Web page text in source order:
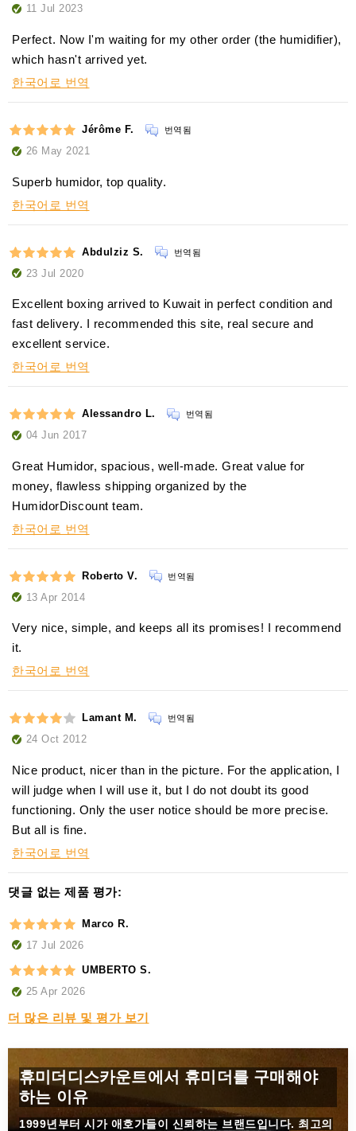
11 Jul 2023
Perfect. Now I'm waiting for my other order (the humidifier),
which hasn't arrived yet.
한국어로 번역
Jérôme F. 번역됨
26 May 2021
Superb humidor, top quality.
한국어로 번역
Abdulziz S. 번역됨
23 Jul 2020
Excellent boxing arrived to Kuwait in perfect condition and
fast delivery. I recommended this site, real secure and
excellent service.
한국어로 번역
Alessandro L. 번역됨
04 Jun 2017
Great Humidor, spacious, well-made. Great value for
money, flawless shipping organized by the
HumidorDiscount team.
한국어로 번역
Roberto V. 번역됨
13 Apr 2014
Very nice, simple, and keeps all its promises! I recommend
it.
한국어로 번역
Lamant M. 번역됨
24 Oct 2012
Nice product, nicer than in the picture. For the application, I
will judge when I will use it, but I do not doubt its good
functioning. Only the user notice should be more precise.
But all is fine.
한국어로 번역
댓글 없는 제품 평가:
Marco R.
17 Jul 2026
UMBERTO S.
25 Apr 2026
더 많은 리뷰 및 평가 보기
휴미더디스카운트에서 휴미더를 구매해야
하는 이유
1999년부터 시가 애호가들이 신뢰하는 브랜드입니다. 최고의